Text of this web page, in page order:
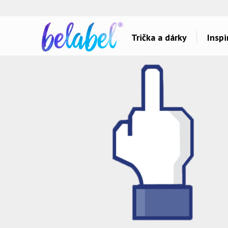
Trička a dárky
Dárky pro partnerku
Inspirace na potisk
Láska
Dětské
Hlášky
Vše..